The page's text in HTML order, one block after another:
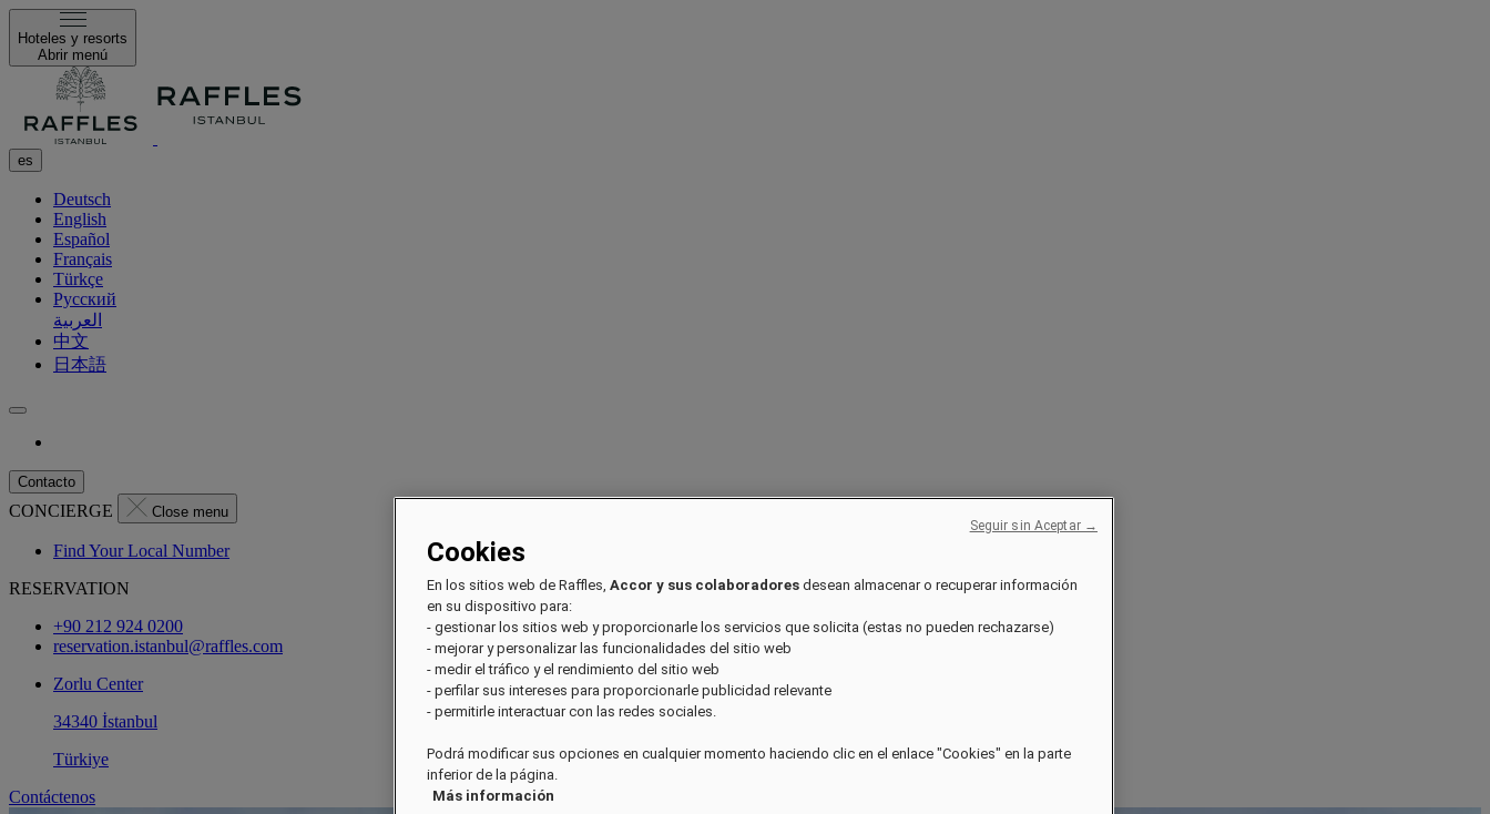
Hoteles y resorts
Abrir menú
es
Deutsch
English
Español
Français
Türkçe
Русский
العربية
中文
日本語
Contacto
CONCIERGE Close menu
Find Your Local Number
RESERVATION
+90 212 924 0200
reservation.istanbul@raffles.com
Zorlu Center
34340 İstanbul
Türkiye
Contáctenos
Cookies
En los sitios web de Raffles, Accor y sus colaboradores desean almacenar o recuperar información
en su dispositivo para:
- gestionar los sitios web y proporcionarle los servicios que solicita (estas no pueden rechazarse)
- mejorar y personalizar las funcionalidades del sitio web
- medir el tráfico y el rendimiento del sitio web
- perfilar sus intereses para proporcionarle publicidad relevante
- permitirle interactuar con las redes sociales.
Podrá modificar sus opciones en cualquier momento haciendo clic en el enlace "Cookies" en la parte
inferior de la página.
Más información
Seguir sin Aceptar →